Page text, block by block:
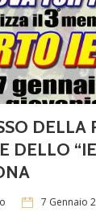
DELLO
7 Gennaio